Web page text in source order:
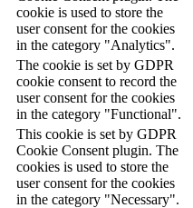
cookie is used to store the
user consent for the cookies
in the category "Analytics".
The cookie is set by GDPR
cookie consent to record the
user consent for the cookies
in the category "Functional".
This cookie is set by GDPR
Cookie Consent plugin. The
cookies is used to store the
user consent for the cookies
in the category "Necessary".